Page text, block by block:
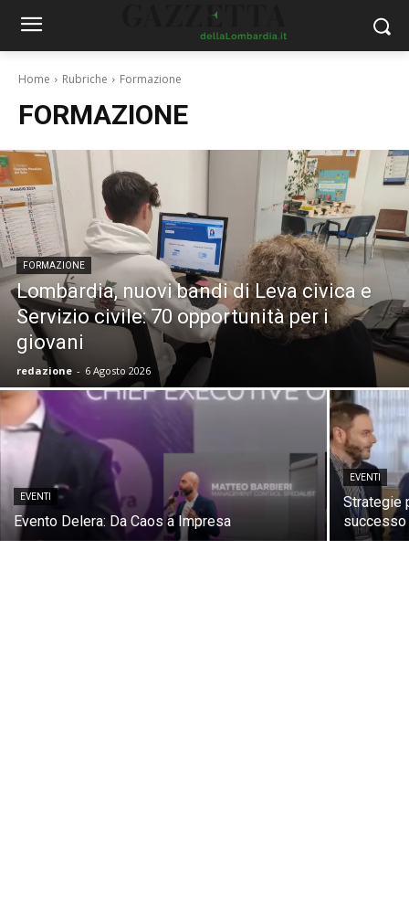
Home Rubriche Formazione
FORMAZIONE
FORMAZIONE
Lombardia, nuovi bandi di Leva civica e
Servizio civile: 70 opportunità per i
giovani
redazione - 6 Agosto 2026
EVENTI
Evento Delera: Da Caos a Impresa
EVENTI
Strategie
successo